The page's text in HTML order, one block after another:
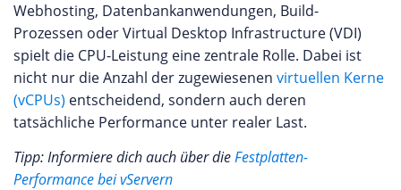
Webhosting, Datenbankanwendungen, Build-
Prozessen oder Virtual Desktop Infrastructure (VDI)
spielt die CPU-Leistung eine zentrale Rolle. Dabei ist
nicht nur die Anzahl der zugewiesenen virtuellen Kerne
(vCPUs) entscheidend, sondern auch deren
tatsächliche Performance unter realer Last.
Tipp: Informiere dich auch über dieFestplatten-
Performance bei vServern